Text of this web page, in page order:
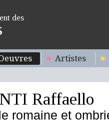
des
Artistes
Raffaello
romaine et